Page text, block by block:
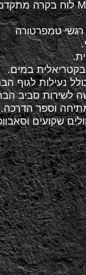
וספר הדרכה.